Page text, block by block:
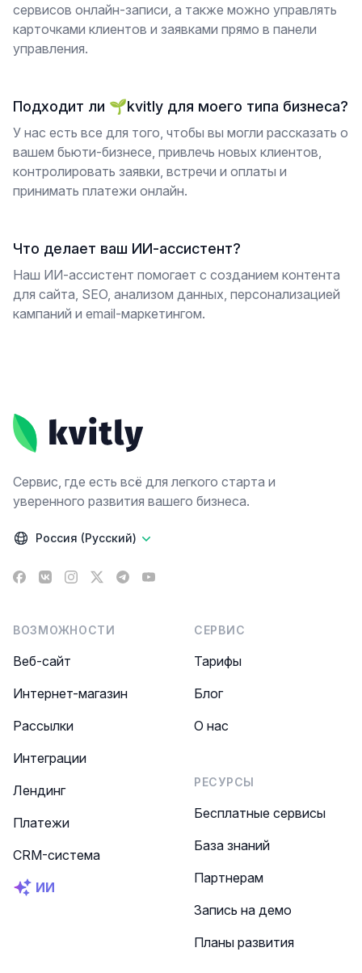
сервисов онлайн-записи, а также можно управлять
карточками клиентов и заявками прямо в панели
управления.
Подходит ли 🌱kvitly для моего типа бизнеса?
У нас есть все для того, чтобы вы могли рассказать о
вашем бьюти-бизнесе, привлечь новых клиентов,
контролировать заявки, встречи и оплаты и
принимать платежи онлайн.
Что делает ваш ИИ-ассистент?
Наш ИИ-ассистент помогает с созданием контента
для сайта, SEO, анализом данных, персонализацией
кампаний и email-маркетингом.
Сервис, где есть всё для легкого старта и
уверенного развития вашего бизнеса.
Россия (Русский)
Facebook
VK Instagram
X TelegramYouTube
ВОЗМОЖНОСТИ
Веб-сайт
Интернет-магазин
Рассылки
Интеграции
Лендинг
Платежи
CRM-система
ИИ
СЕРВИС
Тарифы
Блог
О нас
РЕСУРСЫ
Бесплатные сервисы
База знаний
Партнерам
Запись на демо
Планы развития